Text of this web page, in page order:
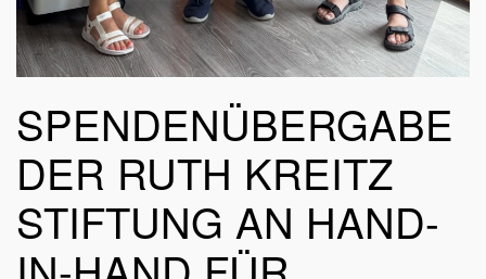
SPENDENÜBERGABE
DER RUTH KREITZ
STIFTUNG AN HAND-